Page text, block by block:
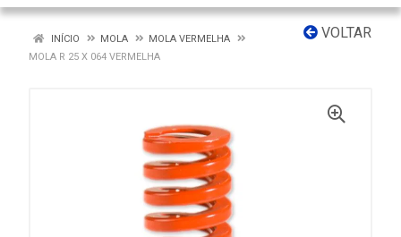
VOLTAR
INÍCIO MOLA
MOLA VERMELHA
MOLA R 25 X 064 VERMELHA